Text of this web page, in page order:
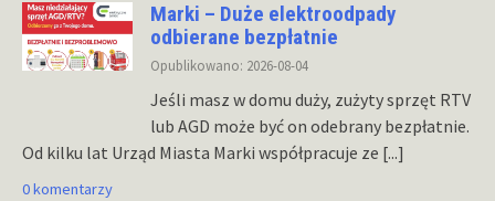
Marki – Duże elektroodpady
odbierane bezpłatnie
Opublikowano: 2026-08-04
Jeśli masz w domu duży, zużyty sprzęt RTV
lub AGD może być on odebrany bezpłatnie.
Od kilku lat Urząd Miasta Marki współpracuje ze [...]
0 komentarzy